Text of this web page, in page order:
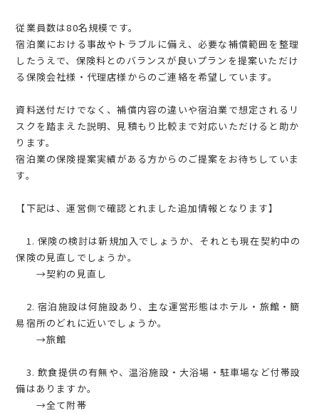
従業員数は80名規模です。
宿泊業における事故やトラブルに備え、必要な補償範囲を整理
したうえで、保険料とのバランスが良いプランを提案いただけ
る保険会社様・代理店様からのご連絡を希望しています。
資料送付だけでなく、補償内容の違いや宿泊業で想定されるリ
スクを踏まえた説明、見積もり比較まで対応いただけると助か
ります。
宿泊業の保険提案実績がある方からのご提案をお待ちしていま
す。
【下記は、運営側で確認とれました追加情報となります】
1. 保険の検討は新規加入でしょうか、それとも現在契約中の
保険の見直しでしょうか。
→契約の見直し
2. 宿泊施設は何施設あり、主な運営形態はホテル・旅館・簡
易宿所のどれに近いでしょうか。
→旅館
3. 飲食提供の有無や、温浴施設・大浴場・駐車場など付帯設
備はありますか。
→全て附帯